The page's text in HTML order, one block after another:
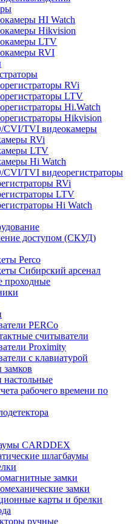
HI Watch
Hikvision
LTV
RVI
RVi
LTV
Hi.Watch
Hikvision
CVI/TVI видеокамеры
RVi
LTV
Hi Watch
TVI видеорегистраторы
RVi
LTV
Hi Watch
доступом (СКУД)
Perco
Сибирский арсенал
проходные
PERCo
считыватели
Proximity
с клавиатурой
замков
настольные
рабочего времени по
CARDDEX
шлагбаумы
замки
замки
карты и брелки
ручные